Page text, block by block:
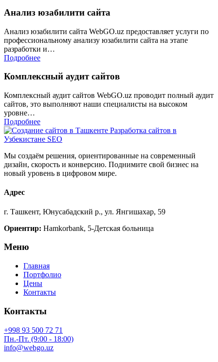
Анализ юзабилити сайта
Анализ юзабилити сайта WebGO.uz предоставляет услуги по
профессиональному анализу юзабилити сайта на этапе
разработки и…
Подробнее
Комплексный аудит сайтов
Комплексный аудит сайтов WebGO.uz проводит полный аудит
сайтов, это выполняют наши специалисты на высоком
уровне…
Подробнее
Мы создаём решения, ориентированные на современный
дизайн, скорость и конверсию. Поднимите свой бизнес на
новый уровень в цифровом мире.
Адрес
г. Ташкент, Юнусабадский р., ул. Янгишахар, 59
Ориентир: Hamkorbank, 5-Детская больница
Меню
Главная
Портфолио
Цены
Контакты
Контакты
+998 93 500 72 71
Пн.-Пт. (9:00 - 18:00)
info@webgo.uz